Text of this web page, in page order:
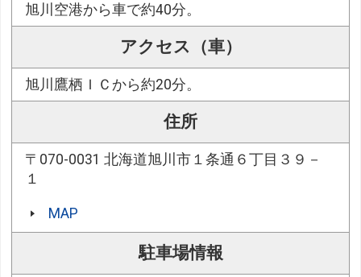
旭川空港から車で約40分。
アクセス（車）
旭川鷹栖ＩＣから約20分。
住所
〒070-0031 北海道旭川市１条通６丁目３９－
１
MAP
駐車場情報